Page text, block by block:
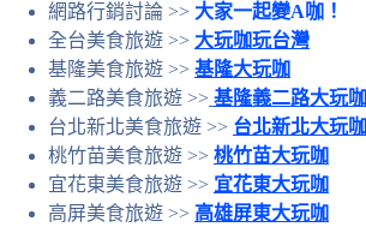
網路行銷討論 >> 大家一起變A咖！
全台美食旅遊 >> 大玩咖玩台灣
基隆美食旅遊 >> 基隆大玩咖
義二路美食旅遊 >> 基隆義二路大玩咖
台北新北美食旅遊 >> 台北新北大玩咖
桃竹苗美食旅遊 >> 桃竹苗大玩咖
宜花東美食旅遊 >> 宜花東大玩咖
高屏美食旅遊 >> 高雄屏東大玩咖